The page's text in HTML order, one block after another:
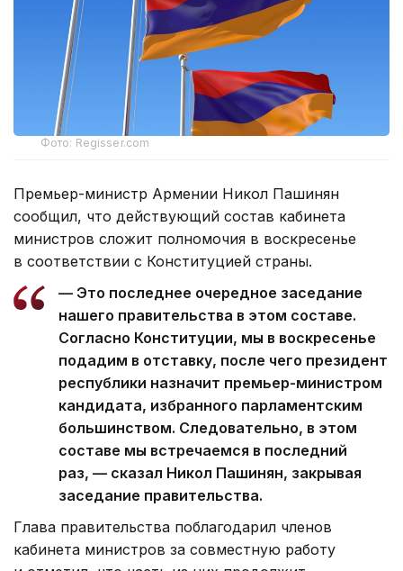
Фото: Regisser.com
Премьер-министр Армении Никол Пашинян
сообщил, что действующий состав кабинета
министров сложит полномочия в воскресенье
в соответствии с Конституцией страны.
— Это последнее очередное заседание
нашего правительства в этом составе.
Согласно Конституции, мы в воскресенье
подадим в отставку, после чего президент
республики назначит премьер-министром
кандидата, избранного парламентским
большинством. Следовательно, в этом
составе мы встречаемся в последний
раз, — сказал Никол Пашинян, закрывая
заседание правительства.
Глава правительства поблагодарил членов
кабинета министров за совместную работу